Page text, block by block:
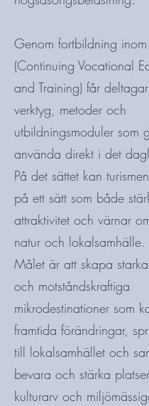
Genom fortbildning inom
(Continuing Vocational
and Training) får
verktyg, metoder och
utbildningsmoduler som
använda direkt i det
På det sättet kan
på ett sätt som både
attraktivitet och värnar
natur och lokalsamhälle.
Målet är att skapa
och motståndskraftiga
mikrodestinationer som
framtida förändringar,
till lokalsamhället och
bevara och stärka
kulturarv och